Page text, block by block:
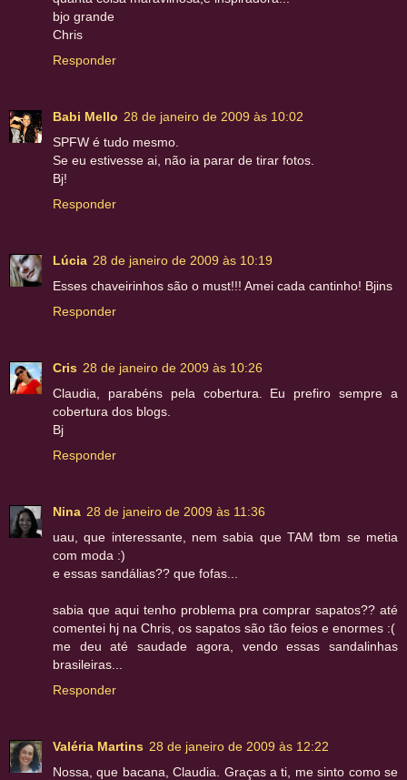
bjo grande
Chris
Responder
Babi Mello 28 de janeiro de 2009 às 10:02
SPFW é tudo mesmo.
Se eu estivesse ai, não ia parar de tirar fotos.
Bj!
Responder
Lúcia 28 de janeiro de 2009 às 10:19
Esses chaveirinhos são o must!!! Amei cada cantinho! Bjins
Responder
Cris 28 de janeiro de 2009 às 10:26
Claudia, parabéns pela cobertura. Eu prefiro sempre a
cobertura dos blogs.
Bj
Responder
Nina 28 de janeiro de 2009 às 11:36
uau, que interessante, nem sabia que TAM tbm se metia
com moda :)
e essas sandálias?? que fofas...
sabia que aqui tenho problema pra comprar sapatos?? até
comentei hj na Chris, os sapatos são tão feios e enormes :(
me deu até saudade agora, vendo essas sandalinhas
brasileiras...
Responder
Valéria Martins 28 de janeiro de 2009 às 12:22
Nossa, que bacana, Claudia. Graças a ti, me sinto como se